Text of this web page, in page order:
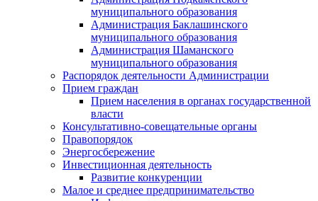
муниципального образования
Администрация Баклашинского
муниципального образования
Администрация Шаманского
муниципального образования
Распорядок деятельности Администрации
Прием граждан
Прием населения в органах государственной
власти
Консультативно-совещательные органы
Правопорядок
Энергосбережение
Инвестиционная деятельность
Развитие конкуренции
Малое и среднее предпринимательство